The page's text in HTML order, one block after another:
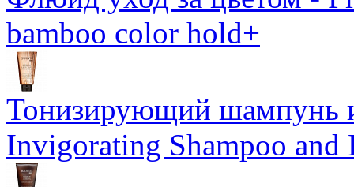
bamboo color hold+
Тонизирующий шампунь
Invigorating Shampoo and